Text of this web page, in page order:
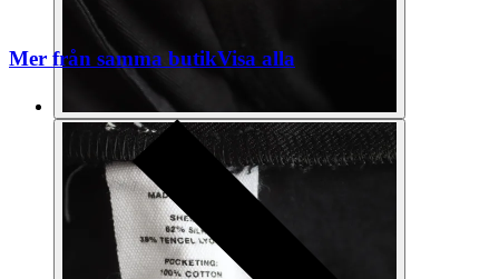
Mer från samma butikVisa alla